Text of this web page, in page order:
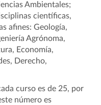
Ambientales;
científicas,
afines: Geología,
Agrónoma,
Economía,
Derecho,
curso es de 25, por
número es